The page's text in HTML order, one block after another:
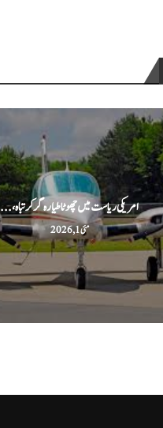
امریکی ریاست میں چھوٹا طیارہ گر کر تباہ،...
مئی 1, 2026